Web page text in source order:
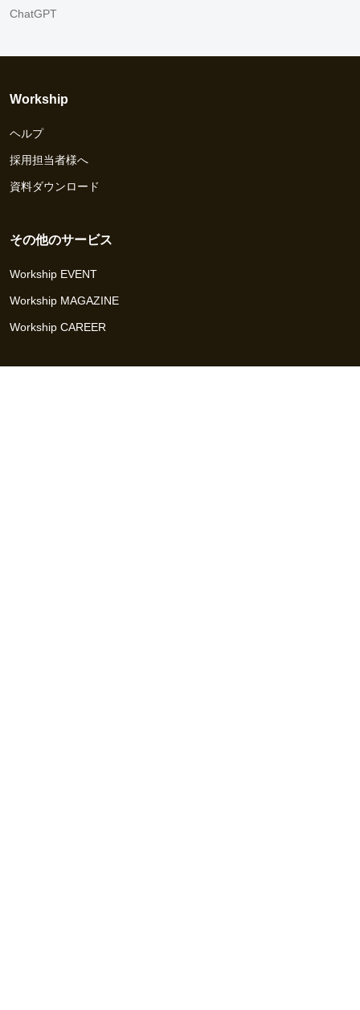
ChatGPT
Workship
ヘルプ
採用担当者様へ
資料ダウンロード
その他のサービス
Workship EVENT
Workship MAGAZINE
Workship CAREER